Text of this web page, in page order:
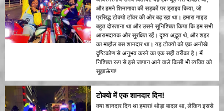
और हमने शिनागावा की सड़कों पर ड्राइव किया, जो
प्रसिद्ध टोक्यो टॉवर की ओर बढ़ रहा था। हमारा गाइड
बहुत दोस्ताना था और उसने सुनिश्चित किया कि हम सभी
आरामदायक और सुरक्षित रहें। दृश्य अद्भुत थे, और शहर
का माहौल बस शानदार था। यह टोक्यो को एक अनोखे
दृष्टिकोण से अनुभव करने का एक सही तरीका है। मैं
निश्चित रूप से इसे जापान आने वाले किसी भी व्यक्ति को
सुझाऊंगा!
टोक्यो में एक शानदार दिन!
क्या शानदार दिन था हमारा! थोड़ा बादल था, लेकिन इससे